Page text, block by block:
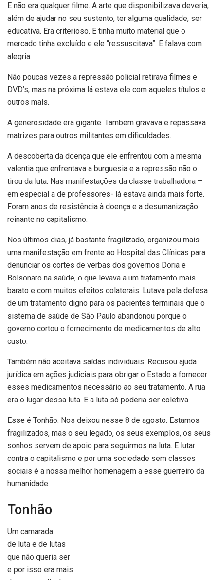
E não era qualquer filme. A arte que disponibilizava deveria,
além de ajudar no seu sustento, ter alguma qualidade, ser
educativa. Era criterioso. E tinha muito material que o
mercado tinha excluído e ele “ressuscitava”. E falava com
alegria.
Não poucas vezes a repressão policial retirava filmes e
DVD’s, mas na próxima lá estava ele com aqueles títulos e
outros mais.
A generosidade era gigante. Também gravava e repassava
matrizes para outros militantes em dificuldades.
A descoberta da doença que ele enfrentou com a mesma
valentia que enfrentava a burguesia e a repressão não o
tirou da luta. Nas manifestações da classe trabalhadora –
em especial a de professores- lá estava ainda mais forte.
Foram anos de resistência à doença e a desumanização
reinante no capitalismo.
Nos últimos dias, já bastante fragilizado, organizou mais
uma manifestação em frente ao Hospital das Clínicas para
denunciar os cortes de verbas dos governos Doria e
Bolsonaro na saúde, o que levava a um tratamento mais
barato e com muitos efeitos colaterais. Lutava pela defesa
de um tratamento digno para os pacientes terminais que o
sistema de saúde de São Paulo abandonou porque o
governo cortou o fornecimento de medicamentos de alto
custo.
Também não aceitava saídas individuais. Recusou ajuda
jurídica em ações judiciais para obrigar o Estado a fornecer
esses medicamentos necessário ao seu tratamento. A rua
era o lugar dessa luta. E a luta só poderia ser coletiva.
Esse é Tonhão. Nos deixou nesse 8 de agosto. Estamos
fragilizados, mas o seu legado, os seus exemplos, os seus
sonhos servem de apoio para seguirmos na luta. E lutar
contra o capitalismo e por uma sociedade sem classes
sociais é a nossa melhor homenagem a esse guerreiro da
humanidade.
Tonhão
Um camarada
de luta e de lutas
que não queria ser
e por isso era mais